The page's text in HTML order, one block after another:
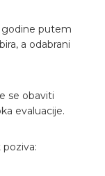
godine putem
a odabrani
se obaviti
evaluacije.